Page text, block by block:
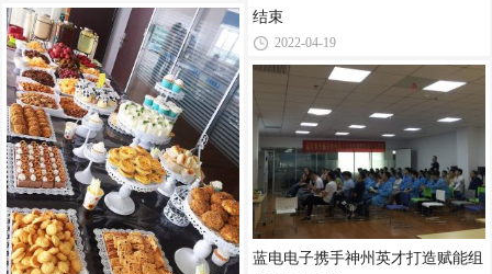
结束
2022-04-19
蓝电电子携手神州英才打造赋能组